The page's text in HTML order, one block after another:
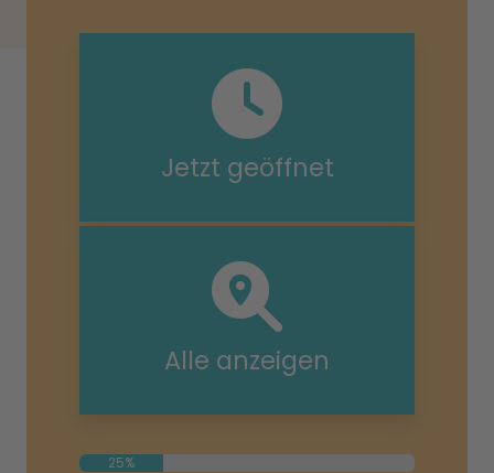
Jetzt geöffnet
Alle anzeigen
25%